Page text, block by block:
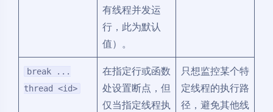
有线程并发运
行，此为默认
值）。
break ...
thread <id>
在指定行或函数
处设置断点，但
仅当指定线程执
只想监控某个特
定线程的执行路
径，避免其他线